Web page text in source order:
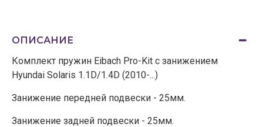
ОПИСАНИЕ
Комплект пружин Eibach Pro-Kit с занижением
Hyundai Solaris 1.1D/1.4D (2010-...)
Занижение передней подвески - 25мм.
Занижение задней подвески - 25мм.